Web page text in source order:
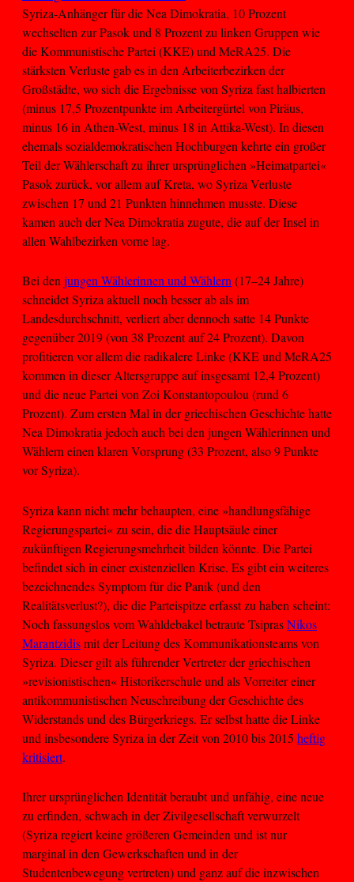
Syriza-Anhänger für die Nea Dimokratia, 10 Prozent
wechselten zur Pasok und 8 Prozent zu linken Gruppen wie
die Kommunistische Partei (KKE) und MeRA25. Die
stärksten Verluste gab es in den Arbeiterbezirken der
Großstädte, wo sich die Ergebnisse von Syriza fast halbierten
(minus 17,5 Prozentpunkte im Arbeitergürtel von Piräus,
minus 16 in Athen-West, minus 18 in Attika-West). In diesen
ehemals sozialdemokratischen Hochburgen kehrte ein großer
Teil der Wählerschaft zu ihrer ursprünglichen »Heimatpartei«
Pasok zurück, vor allem auf Kreta, wo Syriza Verluste
zwischen 17 und 21 Punkten hinnehmen musste. Diese
kamen auch der Nea Dimokratia zugute, die auf der Insel in
allen Wahlbezirken vorne lag.
Bei denjungen Wählerinnen und Wählern(17–24 Jahre)
schneidet Syriza aktuell noch besser ab als im
Landesdurchschnitt, verliert aber dennoch satte 14 Punkte
gegenüber 2019 (von 38 Prozent auf 24 Prozent). Davon
profitieren vor allem die radikalere Linke (KKE und MeRA25
kommen in dieser Altersgruppe auf insgesamt 12,4 Prozent)
und die neue Partei von Zoi Konstantopoulou (rund 6
Prozent). Zum ersten Mal in der griechischen Geschichte hatte
Nea Dimokratia jedoch auch bei den jungen Wählerinnen und
Wählern einen klaren Vorsprung (33 Prozent, also 9 Punkte
vor Syriza).
Syriza kann nicht mehr behaupten, eine »handlungsfähige
Regierungspartei« zu sein, die die Hauptsäule einer
zukünftigen Regierungsmehrheit bilden könnte. Die Partei
befindet sich in einer existenziellen Krise. Es gibt ein weiteres
bezeichnendes Symptom für die Panik (und den
Realitätsverlust?), die die Parteispitze erfasst zu haben scheint:
Noch fassungslos vom Wahldebakel betraute TsiprasNikos
Marantzidismit der Leitung des Kommunikationsteams von
Syriza. Dieser gilt als führender Vertreter der griechischen
»revisionistischen« Historikerschule und als Vorreiter einer
antikommunistischen Neuschreibung der Geschichte des
Widerstands und des Bürgerkriegs. Er selbst hatte die Linke
und insbesondere Syriza in der Zeit von 2010 bis 2015 heftig
kritisiert.
Ihrer ursprünglichen Identität beraubt und unfähig, eine neue
zu erfinden, schwach in der Zivilgesellschaft verwurzelt
(Syriza regiert keine größeren Gemeinden und ist nur
marginal in den Gewerkschaften und in der
Studentenbewegung vertreten) und ganz auf die inzwischen